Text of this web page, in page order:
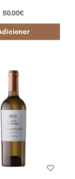
50.00€